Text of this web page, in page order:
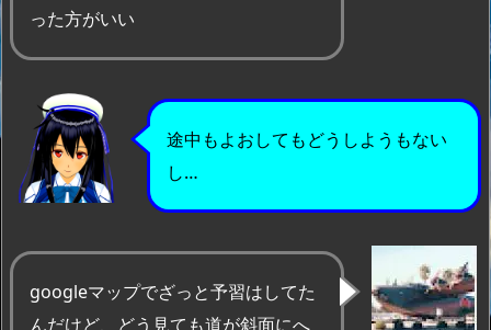
った方がいい
途中もよおしてもどうしようもない
し…
googleマップでざっと予習はしてた
んだけど、どう見ても道が斜面にへ